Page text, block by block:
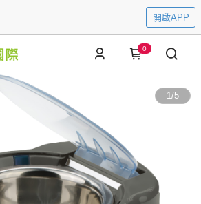
開啟APP
0
1/5